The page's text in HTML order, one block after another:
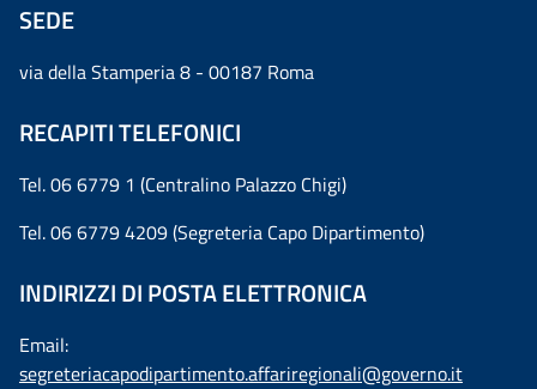
SEDE
via della Stamperia 8 - 00187 Roma
RECAPITI TELEFONICI
Tel. 06 6779 1 (Centralino Palazzo Chigi)
Tel. 06 6779 4209 (Segreteria Capo Dipartimento)
INDIRIZZI DI POSTA ELETTRONICA
Email:
segreteriacapodipartimento.affariregionali@governo.it